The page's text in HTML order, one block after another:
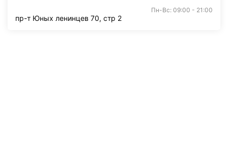
Пн-Вс: 09:00 - 21:00
пр-т Юных ленинцев 70, стр 2